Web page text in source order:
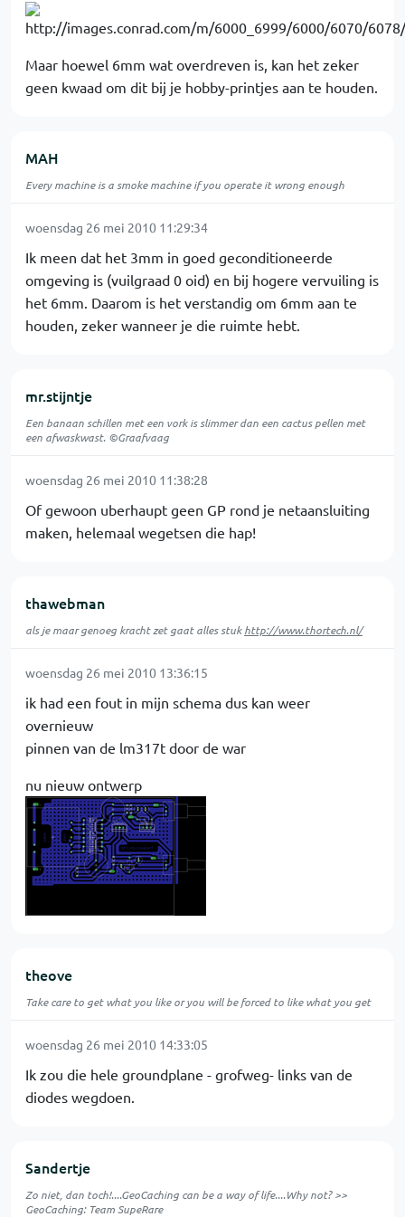
Maar hoewel 6mm wat overdreven is, kan het zeker
geen kwaad om dit bij je hobby-printjes aan te houden.
MAH
Every machine is a smoke machine if you operate it wrong enough
woensdag 26 mei 2010 11:29:34
Ik meen dat het 3mm in goed geconditioneerde
omgeving is (vuilgraad 0 oid) en bij hogere vervuiling is
het 6mm. Daarom is het verstandig om 6mm aan te
houden, zeker wanneer je die ruimte hebt.
mr.stijntje
Een banaan schillen met een vork is slimmer dan een cactus pellen met
een afwaskwast. ©Graafvaag
woensdag 26 mei 2010 11:38:28
Of gewoon uberhaupt geen GP rond je netaansluiting
maken, helemaal wegetsen die hap!
thawebman
als je maar genoeg kracht zet gaat alles stukhttp://www.thortech.nl/
woensdag 26 mei 2010 13:36:15
ik had een fout in mijn schema dus kan weer
overnieuw
pinnen van de lm317t door de war
nu nieuw ontwerp
theove
Take care to get what you like or you will be forced to like what you get
woensdag 26 mei 2010 14:33:05
Ik zou die hele groundplane - grofweg- links van de
diodes wegdoen.
Sandertje
Zo niet, dan toch!....GeoCaching can be a way of life....Why not? >>
GeoCaching: Team SupeRare